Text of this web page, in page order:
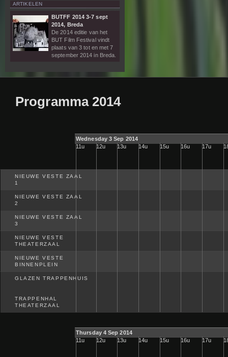
ARTIKELEN
BUTFF 2014 3-7 sept
2014, Breda
De 2014 editie van het
BUT Film Festival vindt
plaats van 3 tot en met 7
september 2014 in Breda.
Programma 2014
TRAPPENHAL
THEATERZAAL
NIEUWE VESTE ZAAL
3
NIEUWE VESTE ZAAL
2
NIEUWE VESTE ZAAL
1
NIEUWE VESTE
THEATERZAAL
NIEUWE VESTE
BINNENPLEIN
GLAZEN TRAPPENHUIS
Wednesday 3 Sep 2014
11u
12u 13u 14u 15u 16u 17u
Thursday 4 Sep 2014
11u
12u 13u 14u 15u 16u 17u